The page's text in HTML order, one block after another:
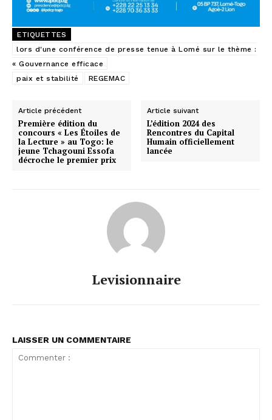
ETIQUETTES
lors d'une conférence de presse tenue à Lomé sur le thème :
« Gouvernance efficace
paix et stabilité
REGEMAC
Article précédent
Première édition du
concours « Les Étoiles de
la Lecture » au Togo: le
jeune Tchagouni Essofa
décroche le premier prix
Article suivant
L’édition 2024 des
Rencontres du Capital
Humain officiellement
lancée
Levisionnaire
LAISSER UN COMMENTAIRE